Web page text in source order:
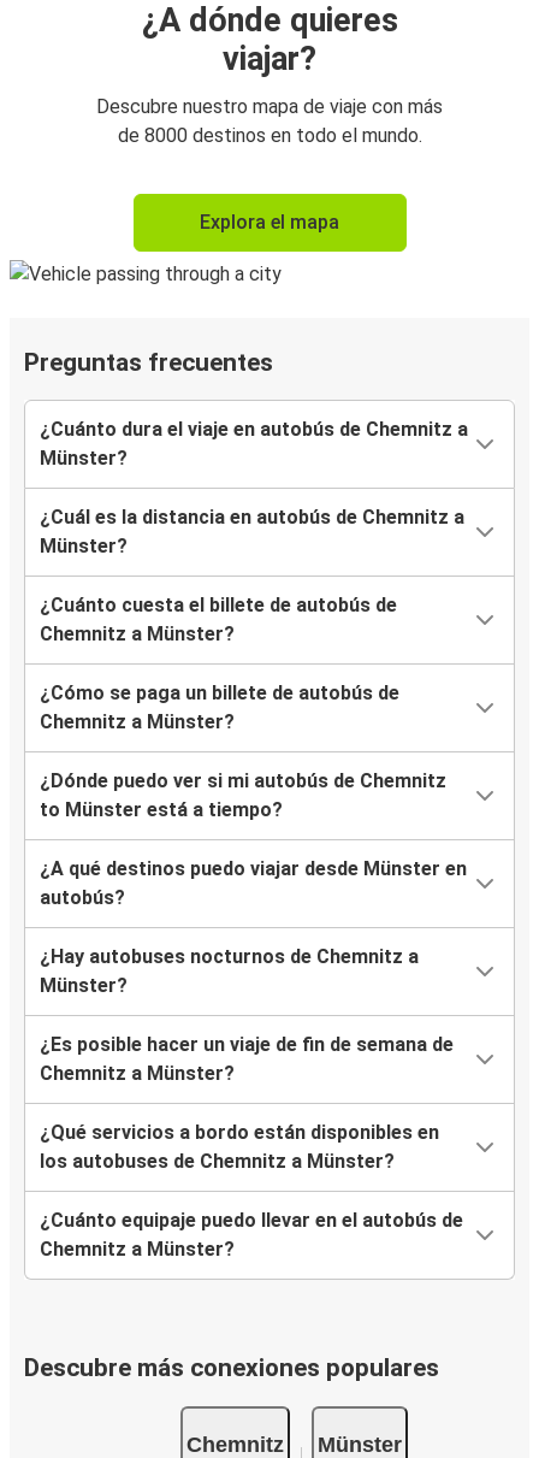
¿A dónde quieres
viajar?
Descubre nuestro mapa de viaje con más
de 8000 destinos en todo el mundo.
Explora el mapa
Preguntas frecuentes
¿Cuánto dura el viaje en autobús de Chemnitz a
Münster?
¿Cuál es la distancia en autobús de Chemnitz a
Münster?
¿Cuánto cuesta el billete de autobús de
Chemnitz a Münster?
¿Cómo se paga un billete de autobús de
Chemnitz a Münster?
¿Dónde puedo ver si mi autobús de Chemnitz
to Münster está a tiempo?
¿A qué destinos puedo viajar desde Münster en
autobús?
¿Hay autobuses nocturnos de Chemnitz a
Münster?
¿Es posible hacer un viaje de fin de semana de
Chemnitz a Münster?
¿Qué servicios a bordo están disponibles en
los autobuses de Chemnitz a Münster?
¿Cuánto equipaje puedo llevar en el autobús de
Chemnitz a Münster?
Descubre más conexiones populares
Chemnitz Münster